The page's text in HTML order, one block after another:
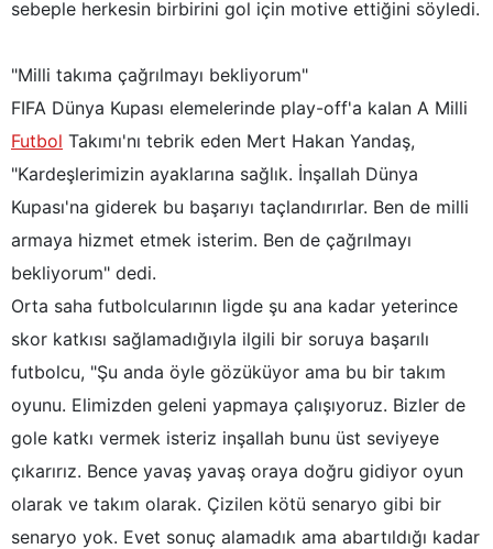
vasıtasıyla belirleyebilirsiniz. Çerezlere ilişkin detaylı bilgi
için Ayarlar butonuna tıklayabilir,Çerez Bilgilendirme
6698 sayılı Kişisel Verilerin Korunması Kanunu uyarınca
hazırlanmış Aydınlatma Metnimizi okumak ve sitemizde
ilgili mevzuata uygun olarak kullanılan çerezlerle ilgili bilgi
sebeple herkesin birbirini gol için motive ettiğini söyledi.
"Milli takıma çağrılmayı bekliyorum"
FIFA Dünya Kupası elemelerinde play-off'a kalan A Milli
Futbol Takımı'nı tebrik eden Mert Hakan Yandaş,
"Kardeşlerimizin ayaklarına sağlık. İnşallah Dünya
Kupası'na giderek bu başarıyı taçlandırırlar. Ben de milli
armaya hizmet etmek isterim. Ben de çağrılmayı
bekliyorum" dedi.
Orta saha futbolcularının ligde şu ana kadar yeterince
skor katkısı sağlamadığıyla ilgili bir soruya başarılı
futbolcu, "Şu anda öyle gözüküyor ama bu bir takım
oyunu. Elimizden geleni yapmaya çalışıyoruz. Bizler de
gole katkı vermek isteriz inşallah bunu üst seviyeye
çıkarırız. Bence yavaş yavaş oraya doğru gidiyor oyun
olarak ve takım olarak. Çizilen kötü senaryo gibi bir
senaryo yok. Evet sonuç alamadık ama abartıldığı kadar